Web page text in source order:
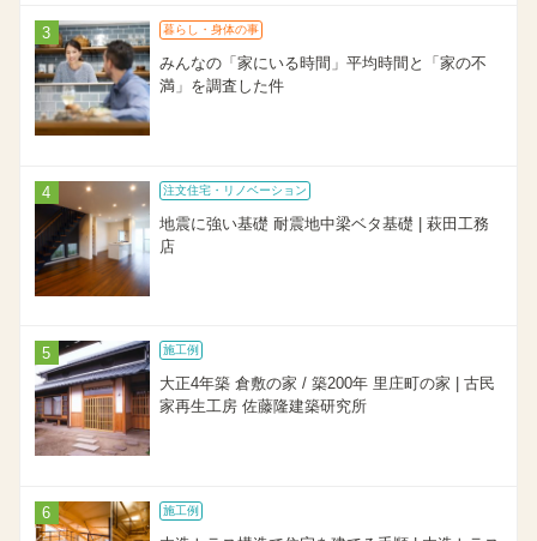
暮らし・身体の事
みんなの「家にいる時間」平均時間と「家の不
満」を調査した件
注文住宅・リノベーション
地震に強い基礎 耐震地中梁ベタ基礎 | 萩田工務
店
施工例
大正4年築 倉敷の家 / 築200年 里庄町の家 | 古民
家再生工房 佐藤隆建築研究所
施工例